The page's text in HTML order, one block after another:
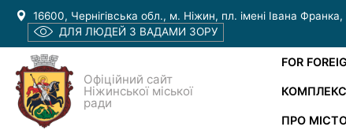
16600, Чернігівська обл., м. Ніжин, пл. імені Івана Франка,
ДЛЯ ЛЮДЕЙ З ВАДАМИ ЗОРУ
Офіційний сайт
Ніжинської міської
ради
FOR
ПРО